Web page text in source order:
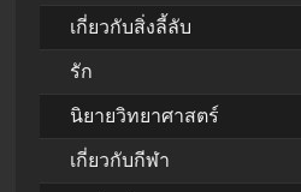
เกี่ยวกับสิ่งลี้ลับ
รัก
นิยายวิทยาศาสตร์
เกี่ยวกับกีฬา